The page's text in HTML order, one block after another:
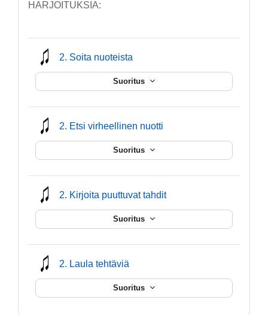
HARJOITUKSIA:
2. Soita nuoteista
Suoritus
2. Etsi virheellinen nuotti
Suoritus
2. Kirjoita puuttuvat tahditmmusic
Suoritus
2. Laula tehtäviä
Suoritus